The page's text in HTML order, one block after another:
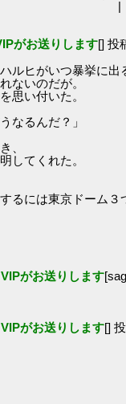
まえのウ
がお送りします[] 投
ルヒがいつ暴挙に出
ないのだが。
思い付いた。
なるんだ？」
、
してくれた。
るには東京ドーム３
がお送りします
がお送りします[]